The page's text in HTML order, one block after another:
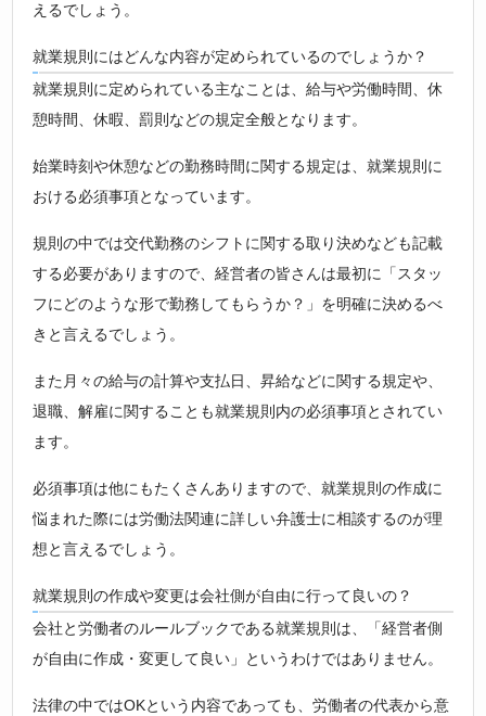
えるでしょう。
就業規則にはどんな内容が定められているのでしょうか？
就業規則に定められている主なことは、給与や労働時間、休
憩時間、休暇、罰則などの規定全般となります。
始業時刻や休憩などの勤務時間に関する規定は、就業規則に
おける必須事項となっています。
規則の中では交代勤務のシフトに関する取り決めなども記載
する必要がありますので、経営者の皆さんは最初に「スタッ
フにどのような形で勤務してもらうか？」を明確に決めるべ
きと言えるでしょう。
また月々の給与の計算や支払日、昇給などに関する規定や、
退職、解雇に関することも就業規則内の必須事項とされてい
ます。
必須事項は他にもたくさんありますので、就業規則の作成に
悩まれた際には労働法関連に詳しい弁護士に相談するのが理
想と言えるでしょう。
就業規則の作成や変更は会社側が自由に行って良いの？
会社と労働者のルールブックである就業規則は、「経営者側
が自由に作成・変更して良い」というわけではありません。
法律の中ではOKという内容であっても、労働者の代表から意